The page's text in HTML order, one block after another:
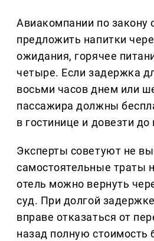
Авиакомпании по закону
предложить напитки
ожидания, горячее
четыре. Если задержка
восьми часов днем или
пассажира должны
в гостинице и довезти до
Эксперты советуют не
самостоятельные траты
отель можно вернуть
суд. При долгой
вправе отказаться от
назад полную стоимость